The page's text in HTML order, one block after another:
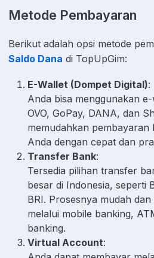
Metode Pembayaran
Berikut adalah opsi metode
Saldo Dana di TopUpGim:
E-Wallet (Dompet Digital):
Anda bisa menggunakan
OVO, GoPay, DANA, dan
memudahkan pembayaran
Anda dengan cepat dan
Transfer Bank:
Tersedia pilihan transfer
besar di Indonesia, seperti
BRI. Prosesnya mudah
melalui mobile banking,
banking.
Virtual Account: